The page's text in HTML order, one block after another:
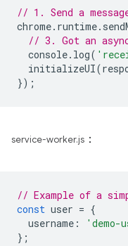
// 1. Send a
chrome. runtime.
// 3. Got an
console. log(
initializeUI(
});
service-worker.js ：
// Example of a
const user = {
username :
'demo-
};